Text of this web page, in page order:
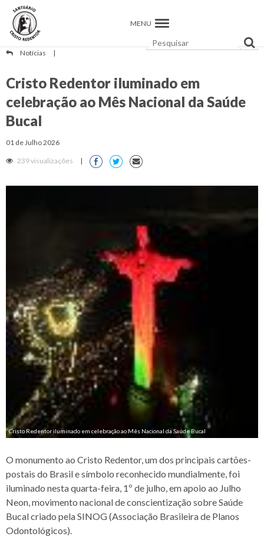
MENU
Notícias |
Cristo Redentor iluminado em
celebração ao Mês Nacional da Saúde
Bucal
01 de Julho 2026
239 visualizações |
Cristo Redentor iluminado em celebração ao Mês Nacional da Saúde Bucal
O monumento ao Cristo Redentor, um dos principais cartões-
postais do Brasil e símbolo reconhecido mundialmente, foi
iluminado nesta quarta-feira, 1º de julho, em apoio ao Julho
Neon, movimento nacional de conscientização sobre Saúde
Bucal criado pela SINOG (Associação Brasileira de Planos
Odontológicos).